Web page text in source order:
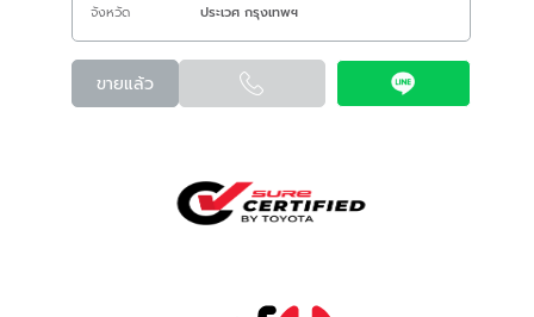
จังหวัด
ประเวศ กรุงเทพฯ
ขายแล้ว